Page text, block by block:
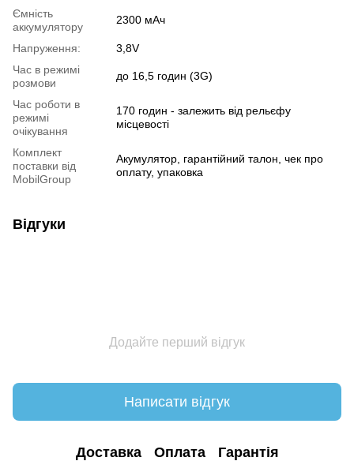
Ємність
аккумулятору
2300 мАч
Напруження:
3,8V
Час в режимі
розмови
до 16,5 годин (3G)
Час роботи в
режимі
очікування
170 годин - залежить від рельєфу
місцевості
Комплект
поставки від
MobilGroup
Акумулятор, гарантійний талон, чек про
оплату, упаковка
Відгуки
Додайте перший відгук
Написати відгук
Доставка Оплата Гарантія